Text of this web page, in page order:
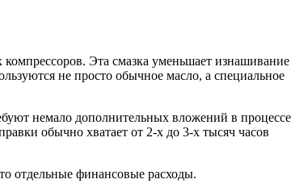
Эта смазка уменьшает изнашивание
не просто обычное масло, а специальное
немало дополнительных вложений в процессе
обычно хватает от 2-х до 3-х тысяч часов
отдельные финансовые расходы.